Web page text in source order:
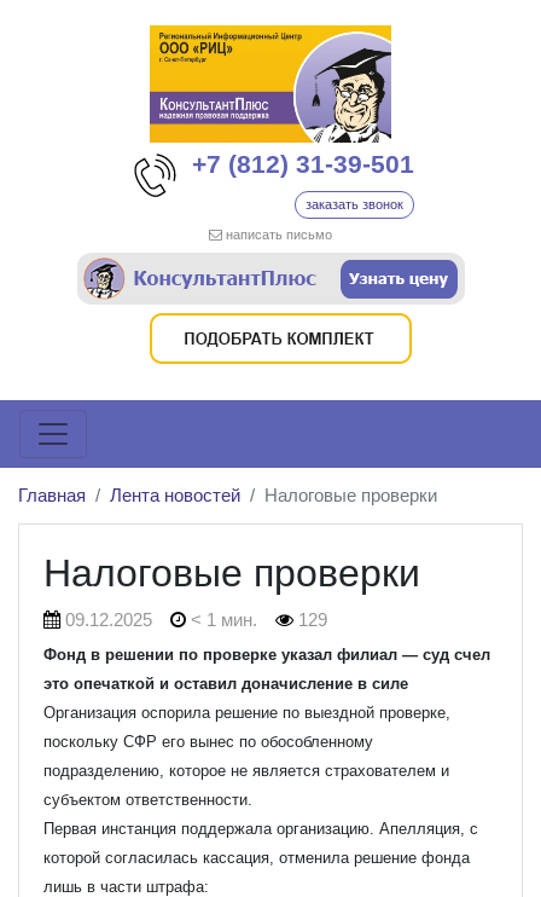
+7 (812) 31-39-501
заказать звонок
написать письмо
Главная Лента новостей Налоговые проверки
Налоговые проверки
09.12.2025 < 1 мин. 129
Фонд в решении по проверке указал филиал — суд счел
это опечаткой и оставил доначисление в силе
Организация оспорила решение по выездной проверке,
поскольку СФР его вынес по обособленному
подразделению, которое не является страхователем и
субъектом ответственности.
Первая инстанция поддержала организацию. Апелляция, с
которой согласилась кассация, отменила решение фонда
лишь в части штрафа: